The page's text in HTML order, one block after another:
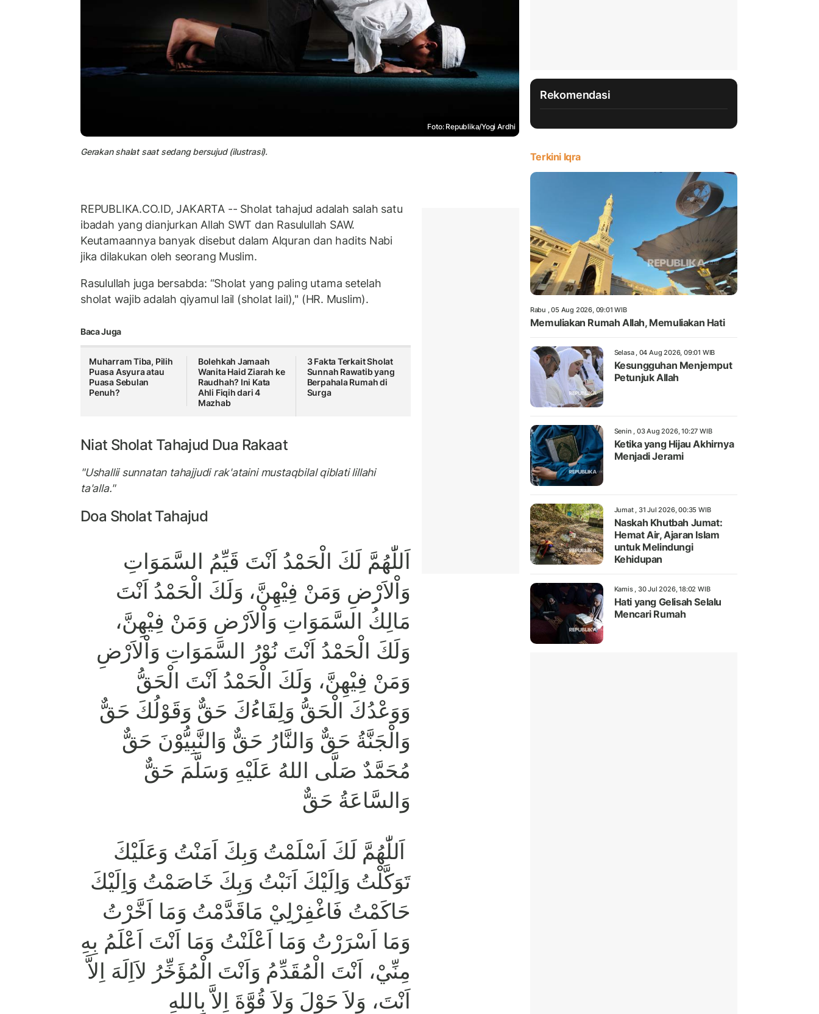
Foto: Republika/Yogi Ardhi
Gerakan shalat saat sedang bersujud (ilustrasi).
REPUBLIKA.CO.ID, JAKARTA -- Sholat tahajud adalah salah satu
ibadah yang dianjurkan Allah SWT dan Rasulullah SAW.
Keutamaannya banyak disebut dalam Alquran dan hadits Nabi
jika dilakukan oleh seorang Muslim.
Rasulullah juga bersabda: “Sholat yang paling utama setelah
sholat wajib adalah qiyamul lail (sholat lail)," (HR. Muslim).
Baca Juga
Muharram Tiba, Pilih
Puasa Asyura atau
Puasa Sebulan
Penuh?
Bolehkah Jamaah
Wanita Haid Ziarah ke
Raudhah? Ini Kata
Ahli Fiqih dari 4
Mazhab
3 Fakta Terkait Sholat
Sunnah Rawatib yang
Berpahala Rumah di
Surga
Niat Sholat Tahajud Dua Rakaat
"Ushallii sunnatan tahajjudi rak'ataini mustaqbilal qiblati lillahi
ta'alla."
Doa Sholat Tahajud
اَللّٰهُمَّ لَكَ الْحَمْدُ اَنْتَ قَيِّمُ السَّمَوَاتِ
وَاْلاَرْضِ وَمَنْ فِيْهِنَّ، وَلَكَ الْحَمْدُ اَنْتَ
مَالِكُ السَّمَوَاتِ وَاْلاَرْضِ وَمَنْ فِيْهِنَّ،
وَلَكَ الْحَمْدُ اَنْتَ نُوْرُ السَّمَوَاتِ وَاْلاَرْضِ
وَمَنْ فِيْهِنَّ، وَلَكَ الْحَمْدُ اَنْتَ الْحَقُّ
وَوَعْدُكَ الْحَقُّ وَلِقَاءُكَ حَقٌّ وَقَوْلُكَ حَقٌّ
وَالْجَنَّةُ حَقٌّ وَالنَّارُ حَقٌّ وَالنَّبِيُّوْنَ حَقٌّ
مُحَمَّدٌ صَلَّى اللهُ عَلَيْهِ وَسَلَّمَ حَقٌّ
وَالسَّاعَةُ حَقٌّ
اَللّٰهُمَّ لَكَ اَسْلَمْتُ وَبِكَ اَمَنْتُ وَعَلَيْكَ
تَوَكَّلْتُ وَاِلَيْكَ اَنَبْتُ وَبِكَ خَاصَمْتُ وَاِلَيْكَ
حَاكَمْتُ فَاغْفِرْلِيْ مَاقَدَّمْتُ وَمَا اَخَّرْتُ
وَمَا اَسْرَرْتُ وَمَا اَعْلَنْتُ وَمَا اَنْتَ اَعْلَمُ بِهِ
مِنِّيْ، اَنْتَ الْمُقَدِّمُ وَاَنْتَ الْمُؤَخِّرُ لاَاِلَهَ اِلاَّ
اَنْتَ، وَلاَ حَوْلَ وَلاَ قُوَّةَ اِلاَّ بِاللهِ
Rekomendasi
Terkini Iqra
Rabu , 05 Aug 2026, 09:01 WIB
Memuliakan Rumah Allah, Memuliakan Hati
Selasa , 04 Aug 2026, 09:01 WIB
Kesungguhan Menjemput
Petunjuk Allah
Senin , 03 Aug 2026, 10:27 WIB
Ketika yang Hijau Akhirnya
Menjadi Jerami
Jumat , 31 Jul 2026, 00:35 WIB
Naskah Khutbah Jumat:
Hemat Air, Ajaran Islam
untuk Melindungi
Kehidupan
Kamis , 30 Jul 2026, 18:02 WIB
Hati yang Gelisah Selalu
Mencari Rumah